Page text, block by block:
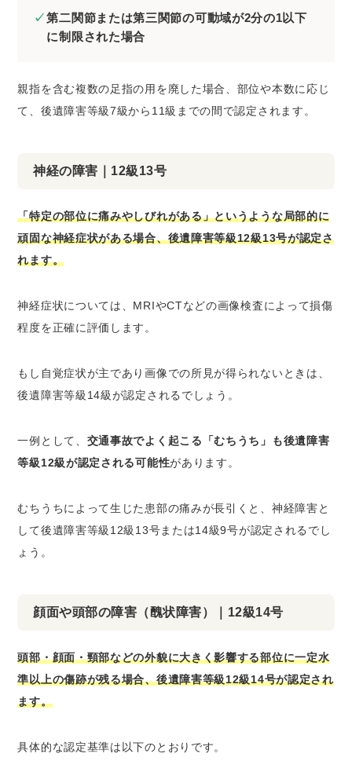
第二関節または第三関節の可動域が2分の1以下
に制限された場合
親指を含む複数の足指の用を廃した場合、部位や本数に応じ
て、後遺障害等級7級から11級までの間で認定されます。
神経の障害｜12級13号
「特定の部位に痛みやしびれがある」というような局部的に
頑固な神経症状がある場合、後遺障害等級12級13号が認定さ
れます。
神経症状については、MRIやCTなどの画像検査によって損傷
程度を正確に評価します。
もし自覚症状が主であり画像での所見が得られないときは、
後遺障害等級14級が認定されるでしょう。
一例として、 交通事故でよく起こる「むちうち」も後遺障害
等級12級が認定される可能性があります。
むちうちによって生じた患部の痛みが長引くと、神経障害と
して後遺障害等級12級13号または14級9号が認定されるでし
ょう。
顔面や頭部の障害（醜状障害）｜12級14号
頭部・顔面・頸部などの外貌に大きく影響する部位に一定水
準以上の傷跡が残る場合、後遺障害等級12級14号が認定され
ます。
具体的な認定基準は以下のとおりです。